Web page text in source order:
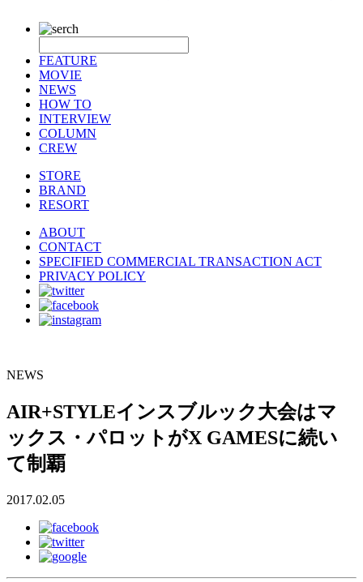
FEATURE
MOVIE
NEWS
HOW TO
INTERVIEW
COLUMN
CREW
STORE
BRAND
RESORT
ABOUT
CONTACT
SPECIFIED COMMERCIAL TRANSACTION ACT
PRIVACY POLICY
NEWS
AIR+STYLEインスブルック大会はマ
ックス・パロットがX GAMESに続い
て制覇
2017.02.05